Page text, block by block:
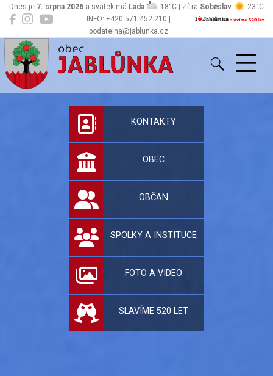
INFO: +420 571 452 210 |
podatelna@jablunka.cz
Dnes je 7. srpna 2026 a svátek má Lada 18°C | Zítra Soběslav 23°C
Jablůnka
Oficiální stránky
KONTAKTY
OBEC
OBČAN
SPOLKY A INSTITUCE
FOTO A VIDEO
SLAVÍME 520 LET